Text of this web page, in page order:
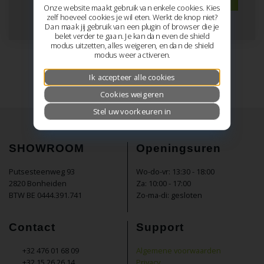
SHOWROOM
Putsesteenweg 93
2820 Bonheiden
BTW BE 0444.391.741
Openingsuren
Wo-do-vr: 13:30 - 18:00
Za: 10:00 - 17:00
Zo-ma-di: gesloten
Contact
+32 476 01 68 09
Support
Algemene voorwaarden
Onze website maakt gebruik van enkele cookies. Kies
zelf hoeveel cookies je wil eten. Werkt de knop niet?
Dan maak jij gebruik van een plugin of browser die je
belet verder te gaan. Je kan dan even de shield
modus uitzetten, alles weigeren, en dan de shield
modus weer activeren.
Ik accepteer alle cookies
Cookies weigeren
Stel uw voorkeuren in